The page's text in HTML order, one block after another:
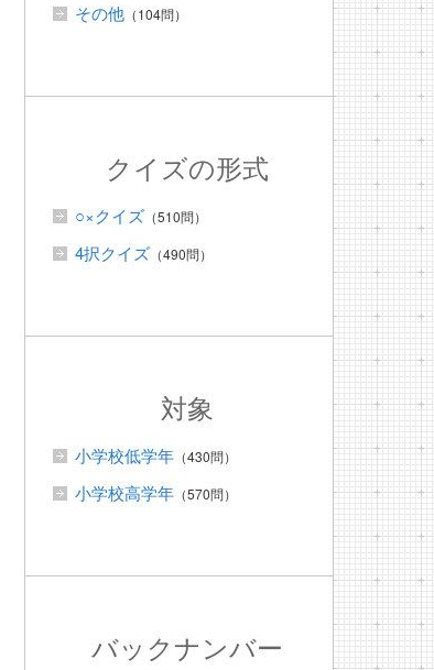
その他 （104問）
クイズの形式
○×クイズ （510問）
4択クイズ （490問）
対象
小学校低学年 （430問）
小学校高学年 （570問）
バックナンバー